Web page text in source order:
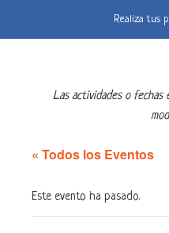
Realiza tus
Las actividades o fechas
« Todos los Eventos
Este evento ha pasado.